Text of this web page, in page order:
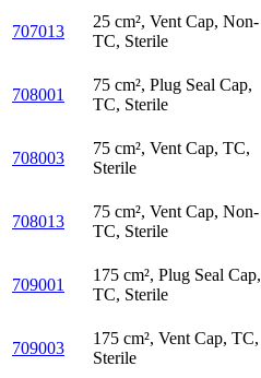
707013
25 cm², Vent Cap, Non-
TC, Sterile
708001
75 cm², Plug Seal Cap,
TC, Sterile
708003
75 cm², Vent Cap, TC,
Sterile
708013
75 cm², Vent Cap, Non-
TC, Sterile
709001
175 cm², Plug Seal Cap,
TC, Sterile
709003
175 cm², Vent Cap, TC,
Sterile